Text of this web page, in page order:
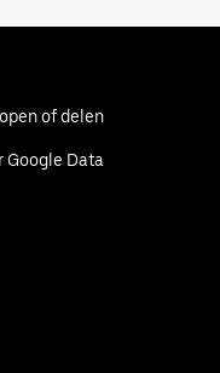
of delen
Google Data